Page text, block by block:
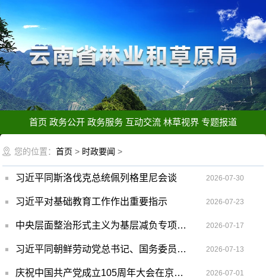
首页 政务公开 政务服务 互动交流 林草视界 专题报道
您的位置：首页 > 时政要闻 >
习近平同斯洛伐克总统佩列格里尼会谈 2026-07-30
习近平对基础教育工作作出重要指示 2026-07-23
中央层面整治形式主义为基层减负专项工作机制办公室 中央纪委办公厅公开通报3起整治形式主义为基层减负典型问题 2026-07-17
习近平同朝鲜劳动党总书记、国务委员会委员长金正恩就《中朝友好合作互助条约》签订65周年互致贺电 2026-07-13
庆祝中国共产党成立105周年大会在京隆重举行 2026-07-01